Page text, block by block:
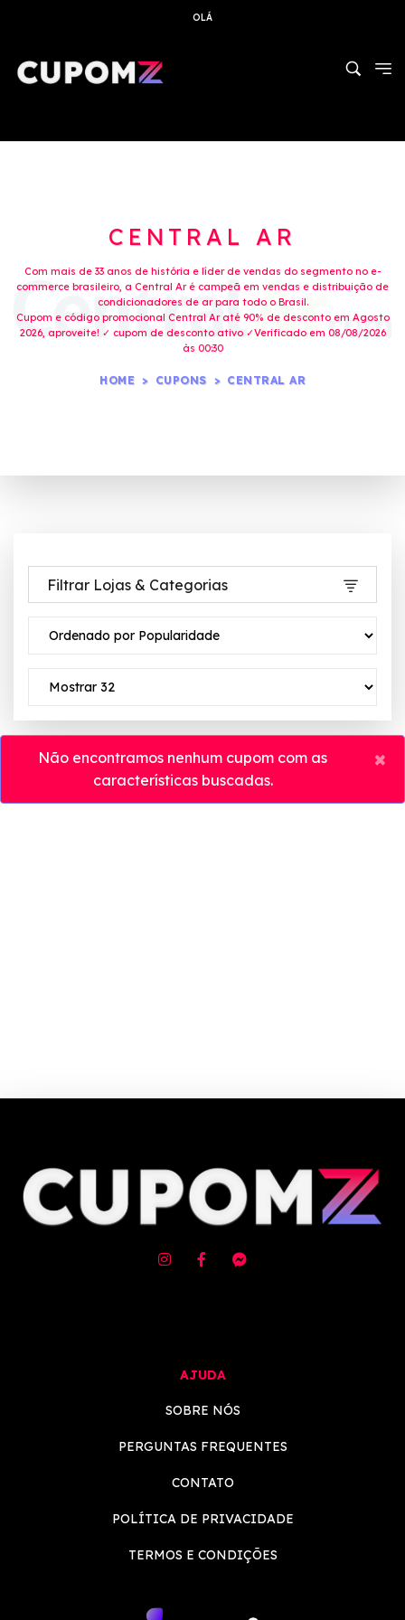
OLÁ
CENTRAL AR
Com mais de 33 anos de história e líder de vendas do segmento no e-
commerce brasileiro, a Central Ar é campeã em vendas e distribuição de
condicionadores de ar para todo o Brasil.
Cupom e código promocional Central Ar até 90% de desconto em Agosto
2026, aproveite! ✓ cupom de desconto ativo ✓Verificado em 08/08/2026
às 00:30
HOME CUPONS CENTRAL AR
Filtrar Lojas & Categorias
Não encontramos nenhum cupom com as
características buscadas.
×
AJUDA
SOBRE NÓS
PERGUNTAS FREQUENTES
CONTATO
POLÍTICA DE PRIVACIDADE
TERMOS E CONDIÇÕES